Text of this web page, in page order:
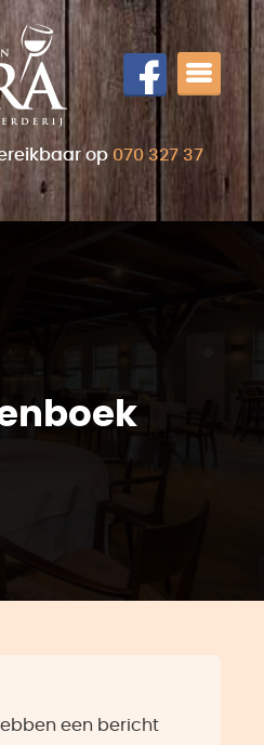
op 070 327 37
een bericht